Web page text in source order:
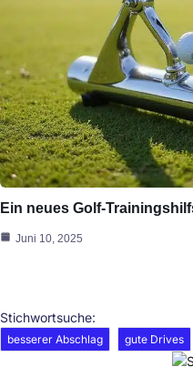
Ein neues Golf-
Juni 10, 2025
Stichwortsuche:
besserer Abschlag gute Drives